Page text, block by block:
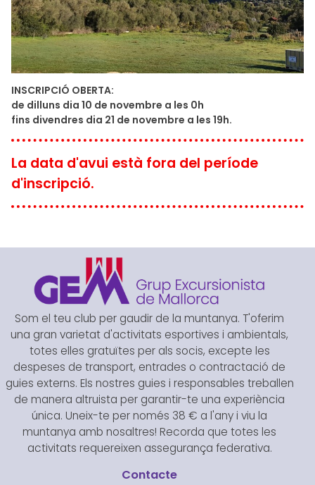
INSCRIPCIÓ OBERTA:
de dilluns dia 10 de novembre a les 0h
fins divendres dia 21 de novembre a les 19h.
La data d'avui està fora del període
d'inscripció.
Som el teu club per gaudir de la muntanya. T'oferim
una gran varietat d'activitats esportives i ambientals,
totes elles gratuïtes per als socis, excepte les
despeses de transport, entrades o contractació de
guies externs. Els nostres guies i responsables treballen
de manera altruista per garantir-te una experiència
única. Uneix-te per només 38 € a l'any i viu la
muntanya amb nosaltres! Recorda que totes les
activitats requereixen assegurança federativa.
Contacte